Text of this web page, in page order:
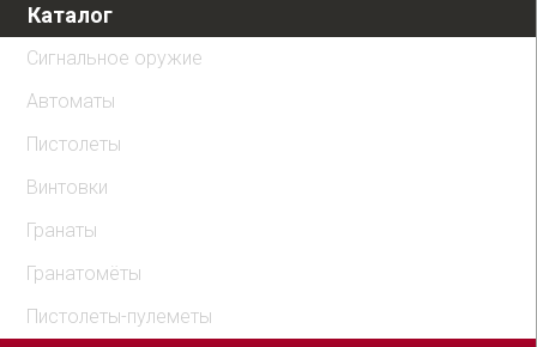
Каталог
Сигнальное оружие
Автоматы
Пистолеты
Винтовки
Гранаты
Гранатомёты
Пистолеты-пулеметы